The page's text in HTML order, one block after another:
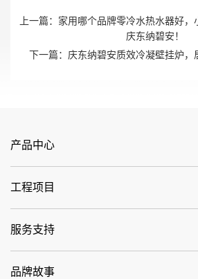
上一篇： 家用哪个品牌零冷水热水器好，
庆东纳碧安！
下一篇： 庆东纳碧安质效冷凝壁挂炉，
产品中心
工程项目
服务支持
品牌故事